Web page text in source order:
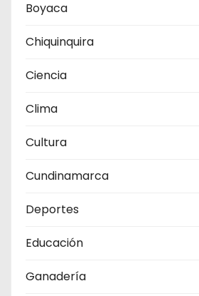
Boyaca
Chiquinquira
Ciencia
Clima
Cultura
Cundinamarca
Deportes
Educación
Ganadería